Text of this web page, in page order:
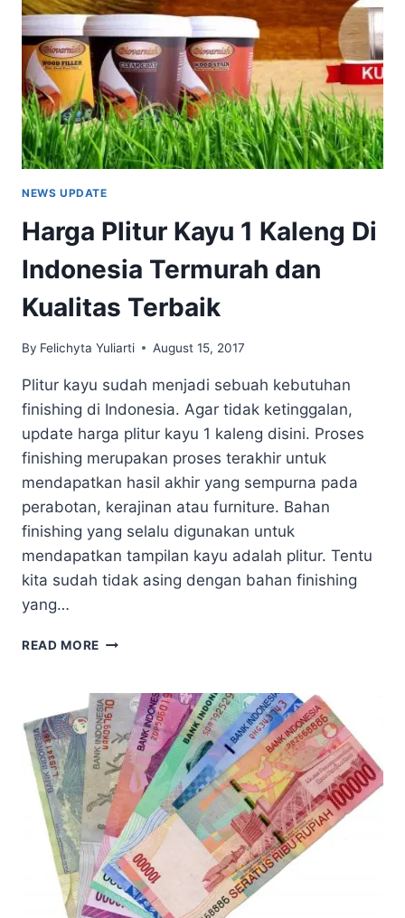
SUDAH
TEPAT?
INI
YANG
BENAR
NEWS UPDATE
Harga Plitur Kayu 1 Kaleng Di
Indonesia Termurah dan
Kualitas Terbaik
By Felichyta Yuliarti August 15, 2017
Plitur kayu sudah menjadi sebuah kebutuhan
finishing di Indonesia. Agar tidak ketinggalan,
update harga plitur kayu 1 kaleng disini. Proses
finishing merupakan proses terakhir untuk
mendapatkan hasil akhir yang sempurna pada
perabotan, kerajinan atau furniture. Bahan
finishing yang selalu digunakan untuk
mendapatkan tampilan kayu adalah plitur. Tentu
kita sudah tidak asing dengan bahan finishing
yang…
READ MORE HARGA
1
KALENG
DI
INDONESIA
TERMURAH
DAN
KUALITAS
TERBAIK